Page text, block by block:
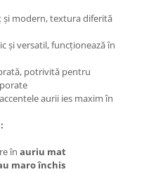
modern, textura diferită
și versatil, funcționează în
potrivită pentru
aurii ies maxim în
în auriu mat
maro închis